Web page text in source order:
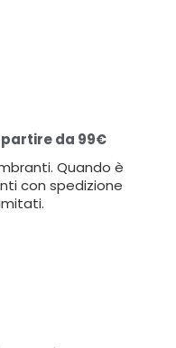
da 99€
Quando è
con spedizione